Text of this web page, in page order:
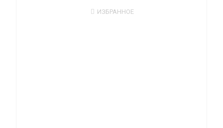
ИЗБРАННОЕ